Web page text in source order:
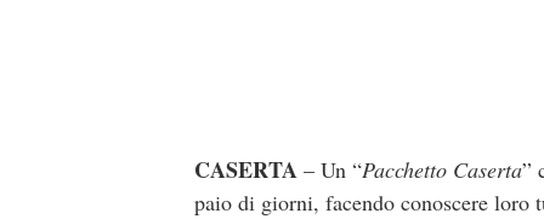
CASERTA – Un “Pacchetto Caserta”
paio di giorni, facendo conoscere